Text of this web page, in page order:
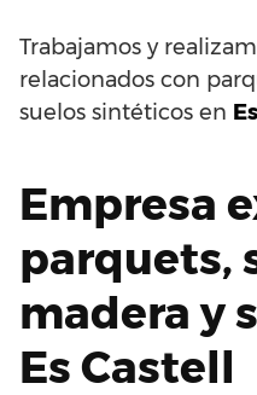
Trabajamos y
relacionados con
suelos sintéticos en
Empresa
parquets,
madera y
Es Castell